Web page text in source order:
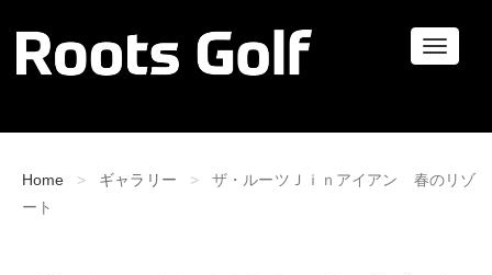
ナ
ョ
Home ギャラリー
ザ・ルーツＪｉｎアイアン 春のリゾ
ート